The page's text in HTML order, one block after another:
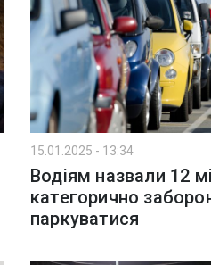
15.01.2025 - 13:34
Водіям назвали 12
категорично
паркуватися